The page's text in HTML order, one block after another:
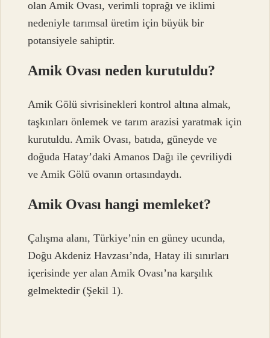
olan Amik Ovası, verimli toprağı ve iklimi
nedeniyle tarımsal üretim için büyük bir
potansiyele sahiptir.
Amik Ovası neden kurutuldu?
Amik Gölü sivrisinekleri kontrol altına almak,
taşkınları önlemek ve tarım arazisi yaratmak için
kurutuldu. Amik Ovası, batıda, güneyde ve
doğuda Hatay’daki Amanos Dağı ile çevriliydi
ve Amik Gölü ovanın ortasındaydı.
Amik Ovası hangi memleket?
Çalışma alanı, Türkiye’nin en güney ucunda,
Doğu Akdeniz Havzası’nda, Hatay ili sınırları
içerisinde yer alan Amik Ovası’na karşılık
gelmektedir (Şekil 1).